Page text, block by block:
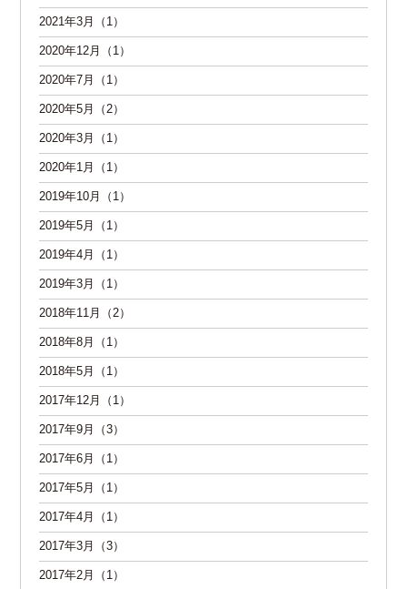
2021年3月（1）
2020年12月（1）
2020年7月（1）
2020年5月（2）
2020年3月（1）
2020年1月（1）
2019年10月（1）
2019年5月（1）
2019年4月（1）
2019年3月（1）
2018年11月（2）
2018年8月（1）
2018年5月（1）
2017年12月（1）
2017年9月（3）
2017年6月（1）
2017年5月（1）
2017年4月（1）
2017年3月（3）
2017年2月（1）